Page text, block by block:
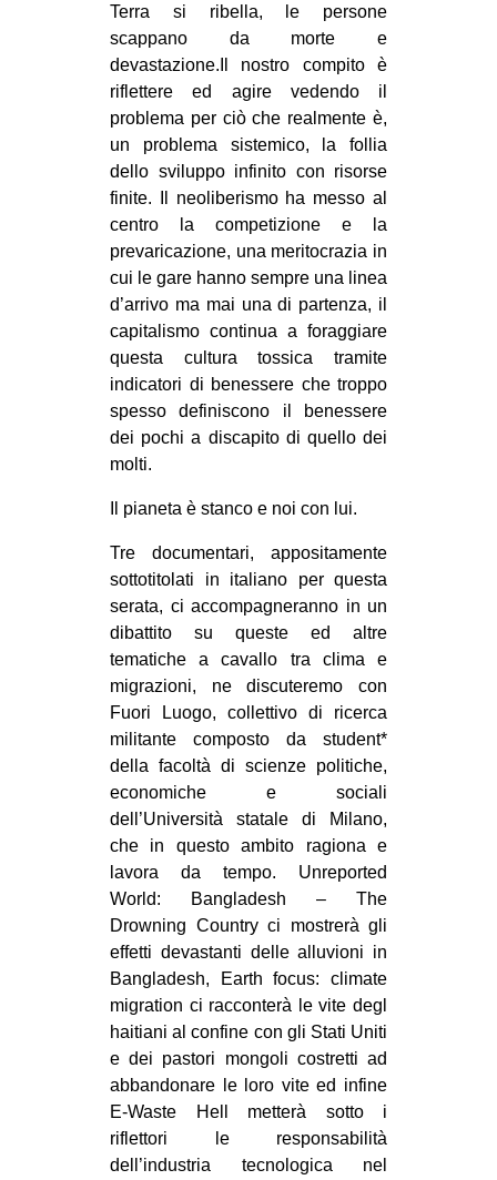
MEDIO ORIENTE
MONDO
EVENTI
in
Fb
tw
bsky
ms
SEARCH
Terra si ribella, le persone
scappano da morte e
devastazione.Il nostro compito è
riflettere ed agire vedendo il
problema per ciò che realmente è,
un problema sistemico, la follia
dello sviluppo infinito con risorse
finite. Il neoliberismo ha messo al
centro la competizione e la
prevaricazione, una meritocrazia in
cui le gare hanno sempre una linea
d’arrivo ma mai una di partenza, il
capitalismo continua a foraggiare
questa cultura tossica tramite
indicatori di benessere che troppo
spesso definiscono il benessere
dei pochi a discapito di quello dei
molti.
Il pianeta è stanco e noi con lui.
Tre documentari, appositamente
sottotitolati in italiano per questa
serata, ci accompagneranno in un
dibattito su queste ed altre
tematiche a cavallo tra clima e
migrazioni, ne discuteremo con
Fuori Luogo, collettivo di ricerca
militante composto da student*
della facoltà di scienze politiche,
economiche e sociali
dell’Università statale di Milano,
che in questo ambito ragiona e
lavora da tempo. Unreported
World: Bangladesh – The
Drowning Country ci mostrerà gli
effetti devastanti delle alluvioni in
Bangladesh, Earth focus: climate
migration ci racconterà le vite degl
haitiani al confine con gli Stati Uniti
e dei pastori mongoli costretti ad
abbandonare le loro vite ed infine
E-Waste Hell metterà sotto i
riflettori le responsabilità
dell’industria tecnologica nel